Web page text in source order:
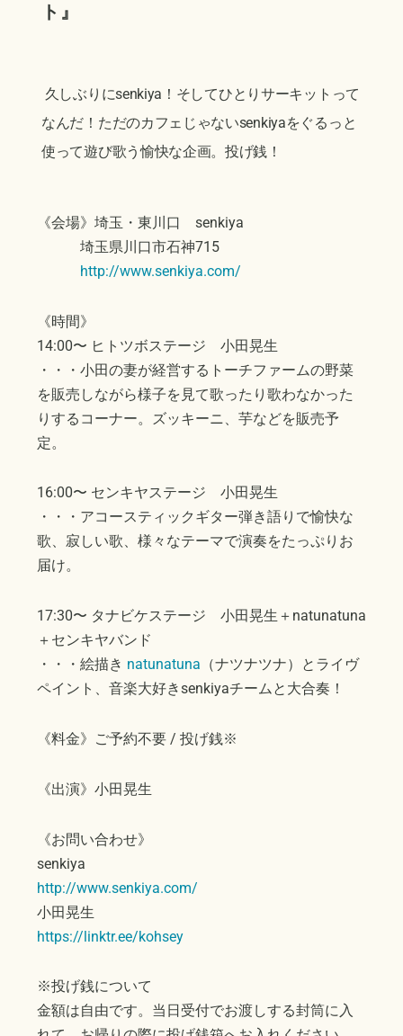
ト』
久しぶりにsenkiya！そしてひとりサーキットって
なんだ！ただのカフェじゃないsenkiyaをぐるっと
使って遊び歌う愉快な企画。投げ銭！
《会場》埼玉・東川口 senkiya
埼玉県川口市石神715
http://www.senkiya.com/
《時間》
14:00〜 ヒトツボステージ 小田晃生
・・・小田の妻が経営するトーチファームの野菜
を販売しながら様子を見て歌ったり歌わなかった
りするコーナー。ズッキーニ、芋などを販売予
定。
16:00〜 センキヤステージ 小田晃生
・・・アコースティックギター弾き語りで愉快な
歌、寂しい歌、様々なテーマで演奏をたっぷりお
届け。
17:30〜 タナビケステージ 小田晃生＋natunatuna
＋センキヤバンド
・・・絵描き natunatuna （ナツナツナ）とライヴ
ペイント、音楽大好きsenkiyaチームと大合奏！
《料金》ご予約不要 / 投げ銭※
《出演》小田晃生
《お問い合わせ》
senkiya
http://www.senkiya.com/
小田晃生
https://linktr.ee/kohsey
※投げ銭について
金額は自由です。当日受付でお渡しする封筒に入